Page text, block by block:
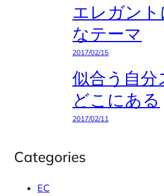
エレガン
なテーマ
2017/02/15
似合う自分
どこにある
2017/02/11
Categories
EC